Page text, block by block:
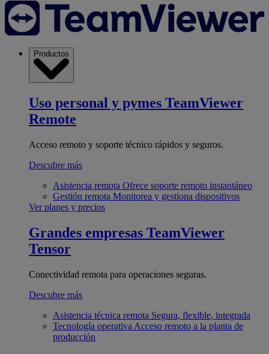
Productos
Uso personal y pymes TeamViewer
Remote
Acceso remoto y soporte técnico rápidos y seguros.
Descubre más
Asistencia remota Ofrece soporte remoto instantáneo
Gestión remota Monitorea y gestiona dispositivos
Ver planes y precios
Grandes empresas TeamViewer
Tensor
Conectividad remota para operaciones seguras.
Descubre más
Asistencia técnica remota Segura, flexible, integrada
Tecnología operativa Acceso remoto a la planta de
producción